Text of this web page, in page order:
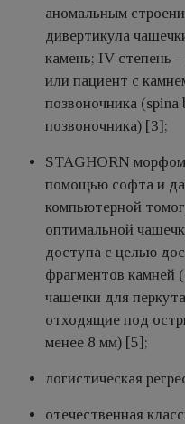
аномальным
дивертикула
камень; IV степень
или пациент с
позвоночника
позвоночника) [3];
STAGHORN
помощью софта и
компьютерной
оптимальной
доступа с целью
фрагментов камней
чашечки для
отходящие под
менее 8 мм) [5];
логистическая
отечественная